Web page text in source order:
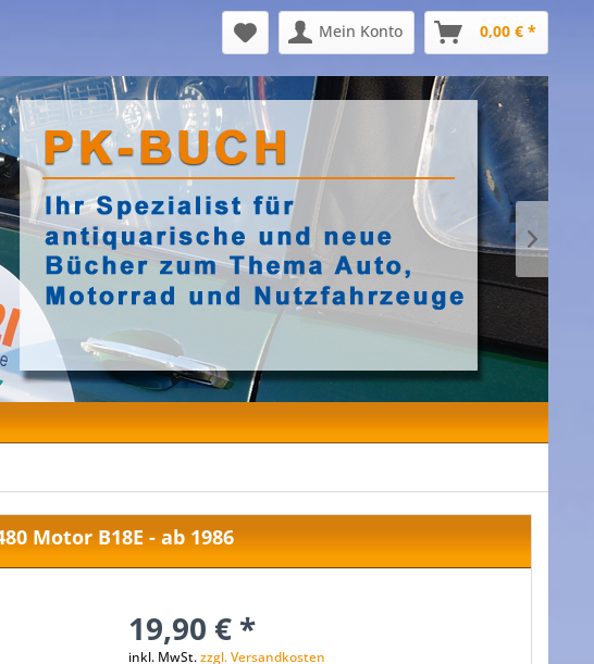
Mein Konto 0,00 € *
Motor B18E - ab 1986
19,90 € *
inkl. MwSt.zzgl. Versandkosten